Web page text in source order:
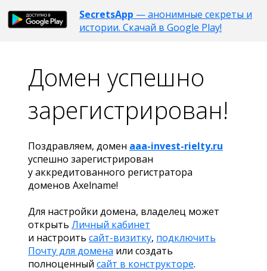
SecretsApp — анонимные секреты и
истории. Скачай в Google Play!
Домен успешно
зарегистрирован!
Поздравляем, домен aaa-invest-rielty.ru
успешно зарегистрирован
у аккредитованного регистратора
доменов Axelname!
Для настройки домена, владелец может
открыть Личный кабинет
и настроить сайт-визитку, подключить
Почту для домена или создать
полноценный сайт в конструкторе.